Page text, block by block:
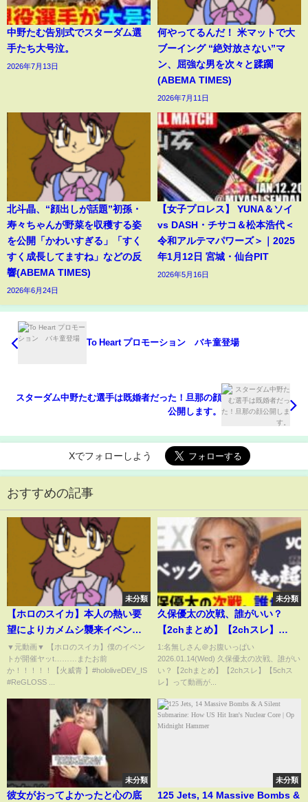
中野たむ告別式でスターダム選
手たち大号泣。
2026年7月13日
何やってるんだ！ 米マットで大
ブーイング “絶対放さない”マ
ン、屈強な男を次々と蹂躙
(ABEMA TIMES)
2026年7月11日
北斗晶、“顔出しが話題”初孫・
寿々ちゃんが野菜を収穫する姿
を公開「かわいすぎる」「すく
すく成長してますね」などの反
響(ABEMA TIMES)
2026年6月24日
【女子プロレス】 YUNA＆ソイ
vs DASH・チサコ＆松本浩代＜
令和アルテマパワーズ＞｜2025
年1月12日 宮城・仙台PIT
2026年5月16日
To Heart プロモーション バキ童登場
スターダム中野たむ選手は既婚者だった！旦那の顔
公開します。
Xでフォローしよう
おすすめの記事
未分類
【ホロのスイカ】本人の熱い要
望によりカメムシ襲来イベント
が実装、カメムシを食べて大き
くなる青くゆｗ【ホロライブ/火
威青/切り抜き】
▼元動画▼ 【ホロのスイカ】僕のイベン
トが開催ヤッt………またお前
か！！！！！【火威青 】#hololiveDEV_IS
#ReGLOSS ...
未分類
久保優太の次戦、誰がいい？
【2chまとめ】【2chスレ】
【5chスレ】
1:名無しさん＠お腹いっぱい
2026.01.14(Wed) 久保優太の次戦、誰がい
い？【2chまとめ】【2chスレ】【5chス
レ】って動画が...
未分類
彼女がおってよかったと心の底
未分類
125 Jets, 14 Massive Bombs &